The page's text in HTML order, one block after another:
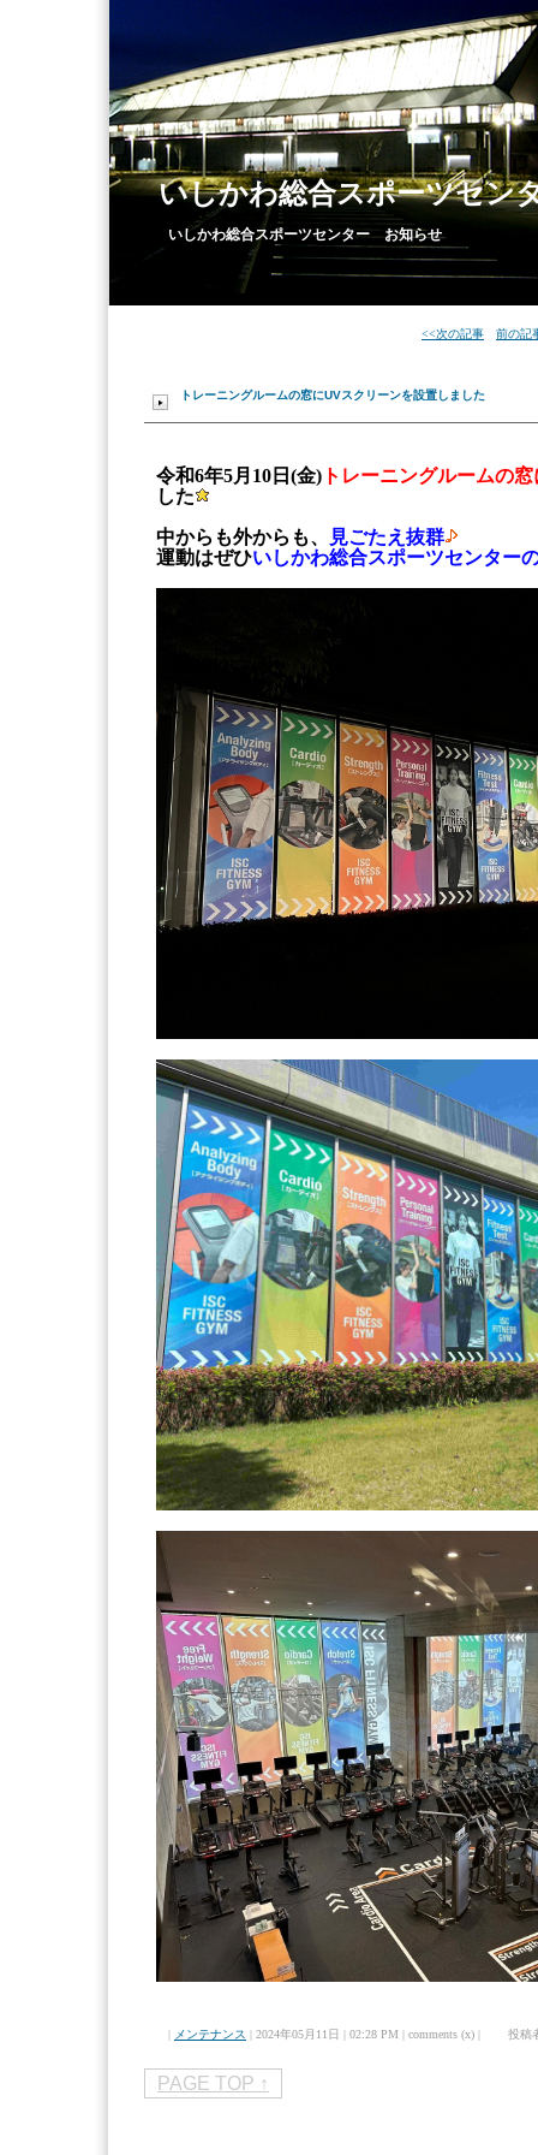
いしかわ総合スポーツセン
いしかわ総合スポーツセンター お知らせ
<<次の記事 前の記
トレーニングルームの窓にUVスクリーンを設置しました
令和6年5月10日(金) トレーニングルームの
した
中からも外からも、
見ごたえ抜群
運動はぜひいしかわ総合スポーツセンター
| メンテナンス | 2024年05月11日 | 02:28 PM | comments (x) | 投稿
PAGE TOP ↑